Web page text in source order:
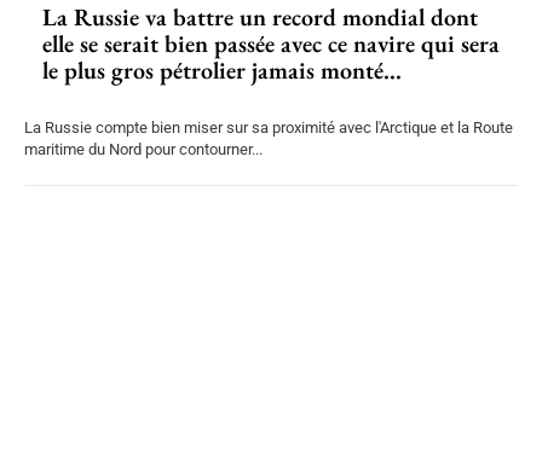
La Russie va battre un record mondial dont
elle se serait bien passée avec ce navire qui sera
le plus gros pétrolier jamais monté...
La Russie compte bien miser sur sa proximité avec l'Arctique et la Route
maritime du Nord pour contourner...